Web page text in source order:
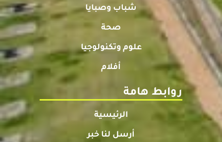
شباب وصبايا
صحة
علوم وتكنولوجيا
أفلام
روابط هامة
الرئيسية
أرسل لنا خبر